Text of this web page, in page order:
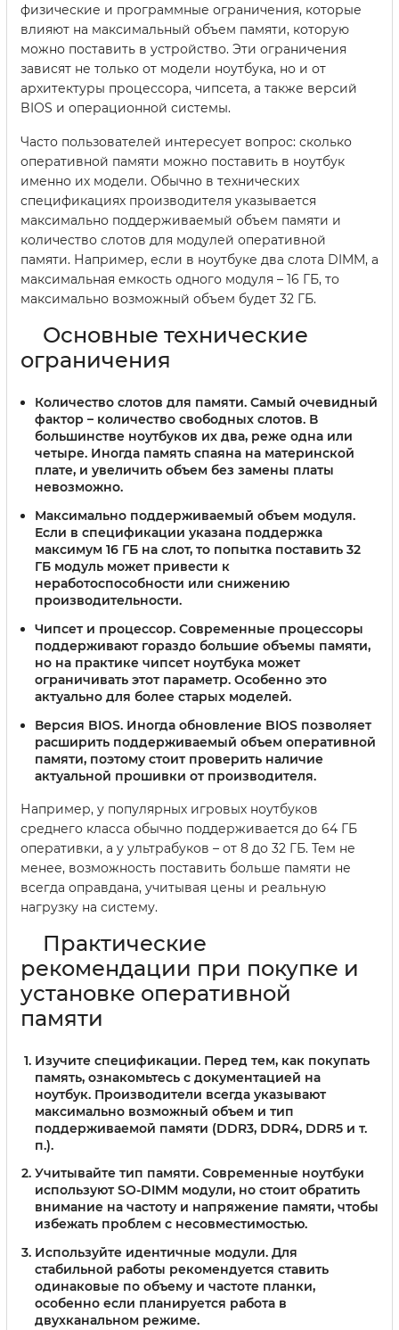
физические и программные ограничения, которые
влияют на максимальный объем памяти, которую
можно поставить в устройство. Эти ограничения
зависят не только от модели ноутбука, но и от
архитектуры процессора, чипсета, а также версий
BIOS и операционной системы.
Часто пользователей интересует вопрос: сколько
оперативной памяти можно поставить в ноутбук
именно их модели. Обычно в технических
спецификациях производителя указывается
максимально поддерживаемый объем памяти и
количество слотов для модулей оперативной
памяти. Например, если в ноутбуке два слота DIMM, а
максимальная емкость одного модуля – 16 ГБ, то
максимально возможный объем будет 32 ГБ.
Основные технические
ограничения
Количество слотов для памяти. Самый очевидный
фактор – количество свободных слотов. В
большинстве ноутбуков их два, реже одна или
четыре. Иногда память спаяна на материнской
плате, и увеличить объем без замены платы
невозможно.
Максимально поддерживаемый объем модуля.
Если в спецификации указана поддержка
максимум 16 ГБ на слот, то попытка поставить 32
ГБ модуль может привести к
неработоспособности или снижению
производительности.
Чипсет и процессор. Современные процессоры
поддерживают гораздо большие объемы памяти,
но на практике чипсет ноутбука может
ограничивать этот параметр. Особенно это
актуально для более старых моделей.
Версия BIOS. Иногда обновление BIOS позволяет
расширить поддерживаемый объем оперативной
памяти, поэтому стоит проверить наличие
актуальной прошивки от производителя.
Например, у популярных игровых ноутбуков
среднего класса обычно поддерживается до 64 ГБ
оперативки, а у ультрабуков – от 8 до 32 ГБ. Тем не
менее, возможность поставить больше памяти не
всегда оправдана, учитывая цены и реальную
нагрузку на систему.
Практические
рекомендации при покупке и
установке оперативной
памяти
Изучите спецификации. Перед тем, как покупать
память, ознакомьтесь с документацией на
ноутбук. Производители всегда указывают
максимально возможный объем и тип
поддерживаемой памяти (DDR3, DDR4, DDR5 и т.
п.).
Учитывайте тип памяти. Современные ноутбуки
используют SO-DIMM модули, но стоит обратить
внимание на частоту и напряжение памяти, чтобы
избежать проблем с несовместимостью.
Используйте идентичные модули. Для
стабильной работы рекомендуется ставить
одинаковые по объему и частоте планки,
особенно если планируется работа в
двухканальном режиме.